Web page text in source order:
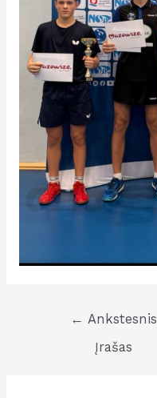
Navigacija
← Ankstesnis
Įrašas